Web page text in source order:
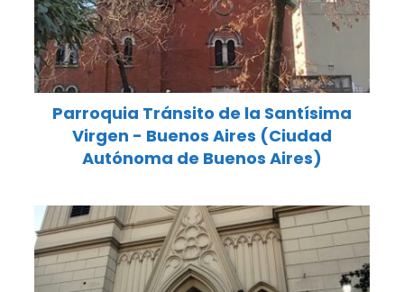
Parroquia Tránsito de la Santísima
Virgen - Buenos Aires (Ciudad
Autónoma de Buenos Aires)